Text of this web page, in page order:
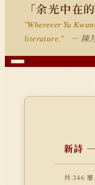
「余光中在
"Wherever Yu
literature."
— 陳
新詩
共 346 筆